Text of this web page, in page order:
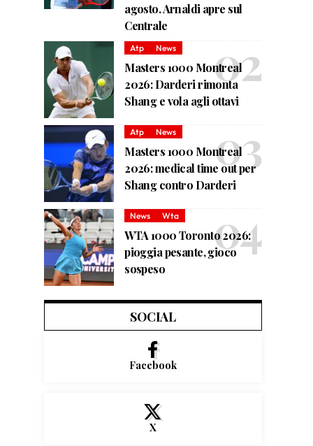
agosto. Arnaldi apre sul
Centrale
Atp News
Masters 1000 Montreal
2026: Darderi rimonta
Shang e vola agli ottavi
Atp News
Masters 1000 Montreal
2026: medical time out per
Shang contro Darderi
News Wta
WTA 1000 Toronto 2026:
pioggia pesante, gioco
sospeso
SOCIAL
Facebook
X